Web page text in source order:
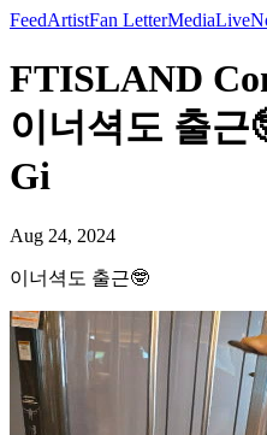
FeedArtistFan LetterMediaLive
FTISLAND
이너셕도 출근
Gi
Aug 24, 2024
이너셕도 출근🤓